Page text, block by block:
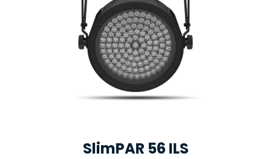
SlimPAR 56 ILS